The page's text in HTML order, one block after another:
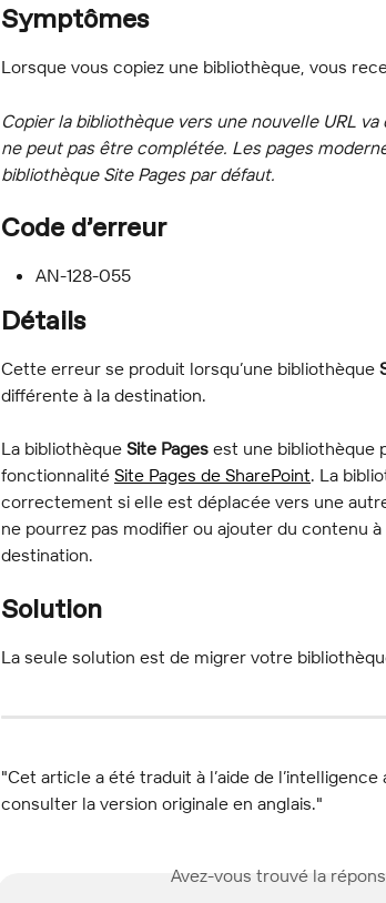
Symptômes
Lorsque vous copiez une bibliothèque, vous
Copier la bibliothèque vers une nouvelle URL
ne peut pas être complétée. Les pages
bibliothèque Site Pages par défaut.
Code d’erreur
AN-128-055
Détails
Cette erreur se produit lorsqu’une bibliothèque
différente à la destination.
La bibliothèque Site Pages est une bibliothèque
fonctionnalité Site Pages de SharePoint. La
correctement si elle est déplacée vers une
ne pourrez pas modifier ou ajouter du contenu
destination.
Solution
La seule solution est de migrer votre
"Cet article a été traduit à l’aide de
consulter la version originale en anglais."
Avez-vous trouvé la